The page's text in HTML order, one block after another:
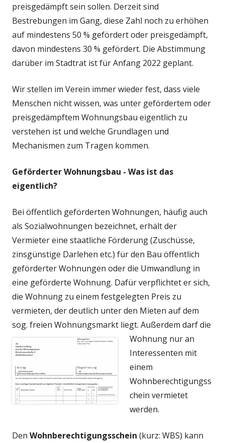
preisgedämpft sein sollen. Derzeit sind
Bestrebungen im Gang, diese Zahl noch zu erhöhen
auf mindestens 50 % gefördert oder preisgedämpft,
davon mindestens 30 % gefördert. Die Abstimmung
darüber im Stadtrat ist für Anfang 2022 geplant.
Wir stellen im Verein immer wieder fest, dass viele
Menschen nicht wissen, was unter gefördertem oder
preisgedämpftem Wohnungsbau eigentlich zu
verstehen ist und welche Grundlagen und
Mechanismen zum Tragen kommen.
Geförderter Wohnungsbau - Was ist das
eigentlich?
Bei öffentlich geförderten Wohnungen, häufig auch
als Sozialwohnungen bezeichnet, erhält der
Vermieter eine staatliche Förderung (Zuschüsse,
zinsgünstige Darlehen etc.) für den Bau öffentlich
geförderter Wohnungen oder die Umwandlung in
eine geförderte Wohnung. Dafür verpflichtet er sich,
die Wohnung zu einem festgelegten Preis zu
vermieten, der deutlich unter den Mieten auf dem
sog. freien Wohnungsmarkt liegt. Außerdem darf die
Wohnung nur an
Interessenten mit
einem
Wohnberechtigungss
chein vermietet
werden.
Den Wohnberechtigungsschein (kurz: WBS) kann